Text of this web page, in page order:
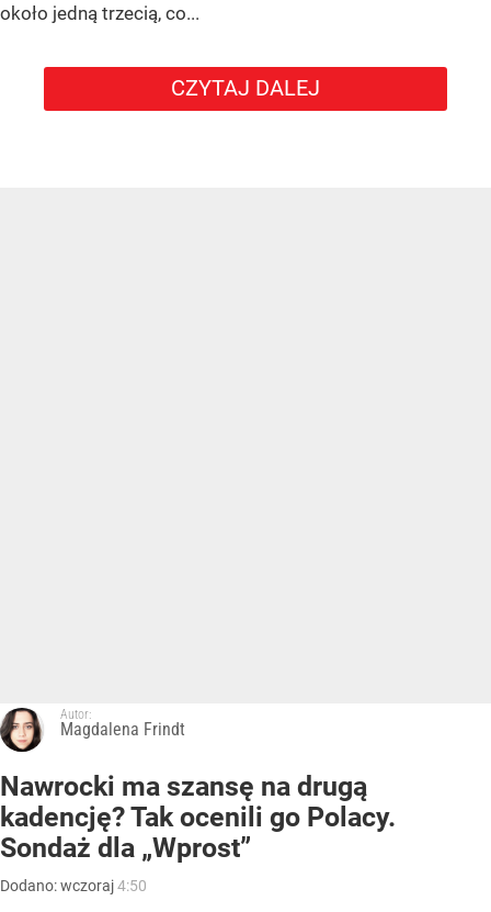
około jedną trzecią, co...
CZYTAJ DALEJ
Autor:
Magdalena Frindt
Nawrocki ma szansę na drugą
kadencję? Tak ocenili go Polacy.
Sondaż dla „Wprost”
Dodano:wczoraj4:50